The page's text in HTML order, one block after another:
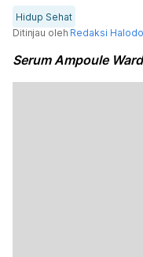
Hidup Sehat
Ditinjau oleh Redaksi
Serum Ampoule